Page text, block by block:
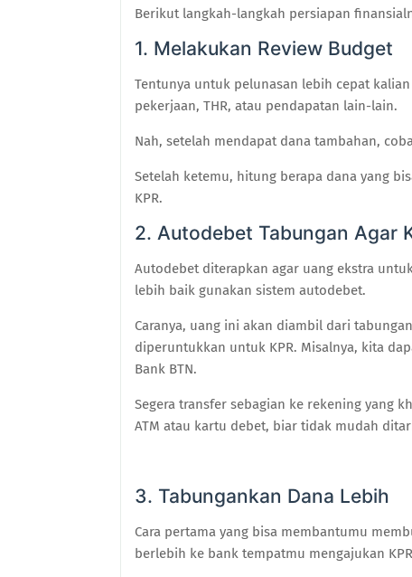
Berikut langkah-langkah persiapan
1. Melakukan Review Budget
Tentunya untuk pelunasan lebih cepat
pekerjaan, THR, atau pendapatan lain-lain.
Nah, setelah mendapat dana tambahan,
Setelah ketemu, hitung berapa dana yang
KPR.
2. Autodebet Tabungan Agar
Autodebet diterapkan agar uang ekstra
lebih baik gunakan sistem autodebet.
Caranya, uang ini akan diambil dari
diperuntukkan untuk KPR. Misalnya, kita
Bank BTN.
Segera transfer sebagian ke rekening yang
ATM atau kartu debet, biar tidak mudah
3. Tabungankan Dana Lebih
Cara pertama yang bisa membantumu
berlebih ke bank tempatmu mengajukan